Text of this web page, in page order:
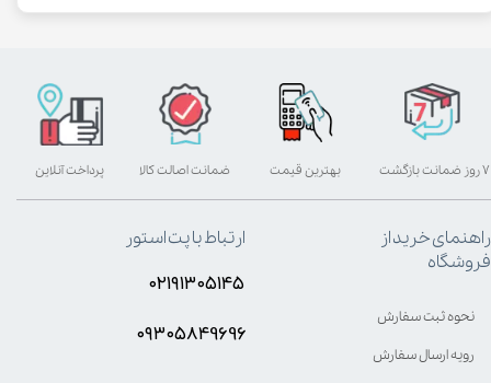
بهترین قیمت پرداخت آنلاین ۷ روز ضمانت بازگشت ضمانت اصالت کالا
راهنمای خرید از
فروشگاه
نحوه ثبت سفارش
رویه ارسال سفارش
ارتباط با پت استور
۰۲۱۹۱۳۰۵۱۴۵
۰۹۳۰۵8۴9696